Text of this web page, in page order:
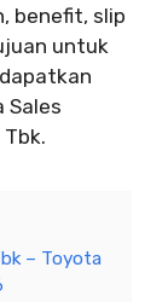
benefit, slip
untuk
Sales
– Toyota